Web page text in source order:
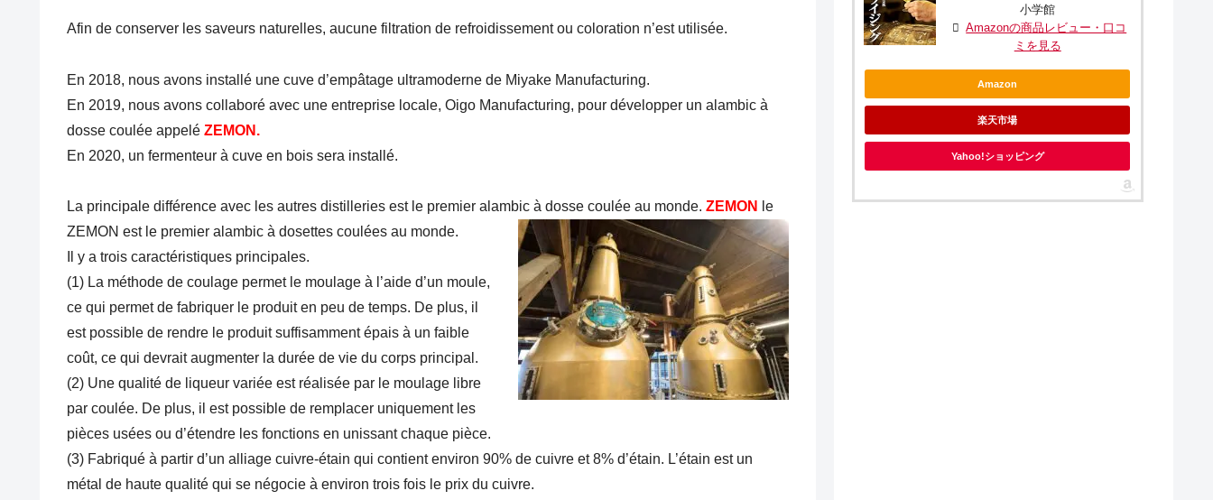
Afin de conserver les saveurs naturelles, aucune filtration de refroidissement ou coloration n’est utilisée.
En 2018, nous avons installé une cuve d’empâtage ultramoderne de Miyake Manufacturing.
En 2019, nous avons collaboré avec une entreprise locale, Oigo Manufacturing, pour développer un alambic à
dosse coulée appelé ZEMON.
En 2020, un fermenteur à cuve en bois sera installé.
La principale différence avec les autres distilleries est le premier alambic à dosse coulée au monde. ZEMON
le
ZEMON est le premier alambic à dosettes coulées au monde.
Il y a trois caractéristiques principales.
(1) La méthode de coulage permet le moulage à l’aide d’un moule,
ce qui permet de fabriquer le produit en peu de temps. De plus, il
est possible de rendre le produit suffisamment épais à un faible
coût, ce qui devrait augmenter la durée de vie du corps principal.
(2) Une qualité de liqueur variée est réalisée par le moulage libre
par coulée. De plus, il est possible de remplacer uniquement les
pièces usées ou d’étendre les fonctions en unissant chaque pièce.
(3) Fabriqué à partir d’un alliage cuivre-étain qui contient environ 90% de cuivre et 8% d’étain. L’étain est un
métal de haute qualité qui se négocie à environ trois fois le prix du cuivre.
小学館
Amazonの商品レビュー・口コ
ミを見る
Amazon
楽天市場
Yahoo!ショッピング